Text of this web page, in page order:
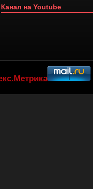
Канал на Youtube